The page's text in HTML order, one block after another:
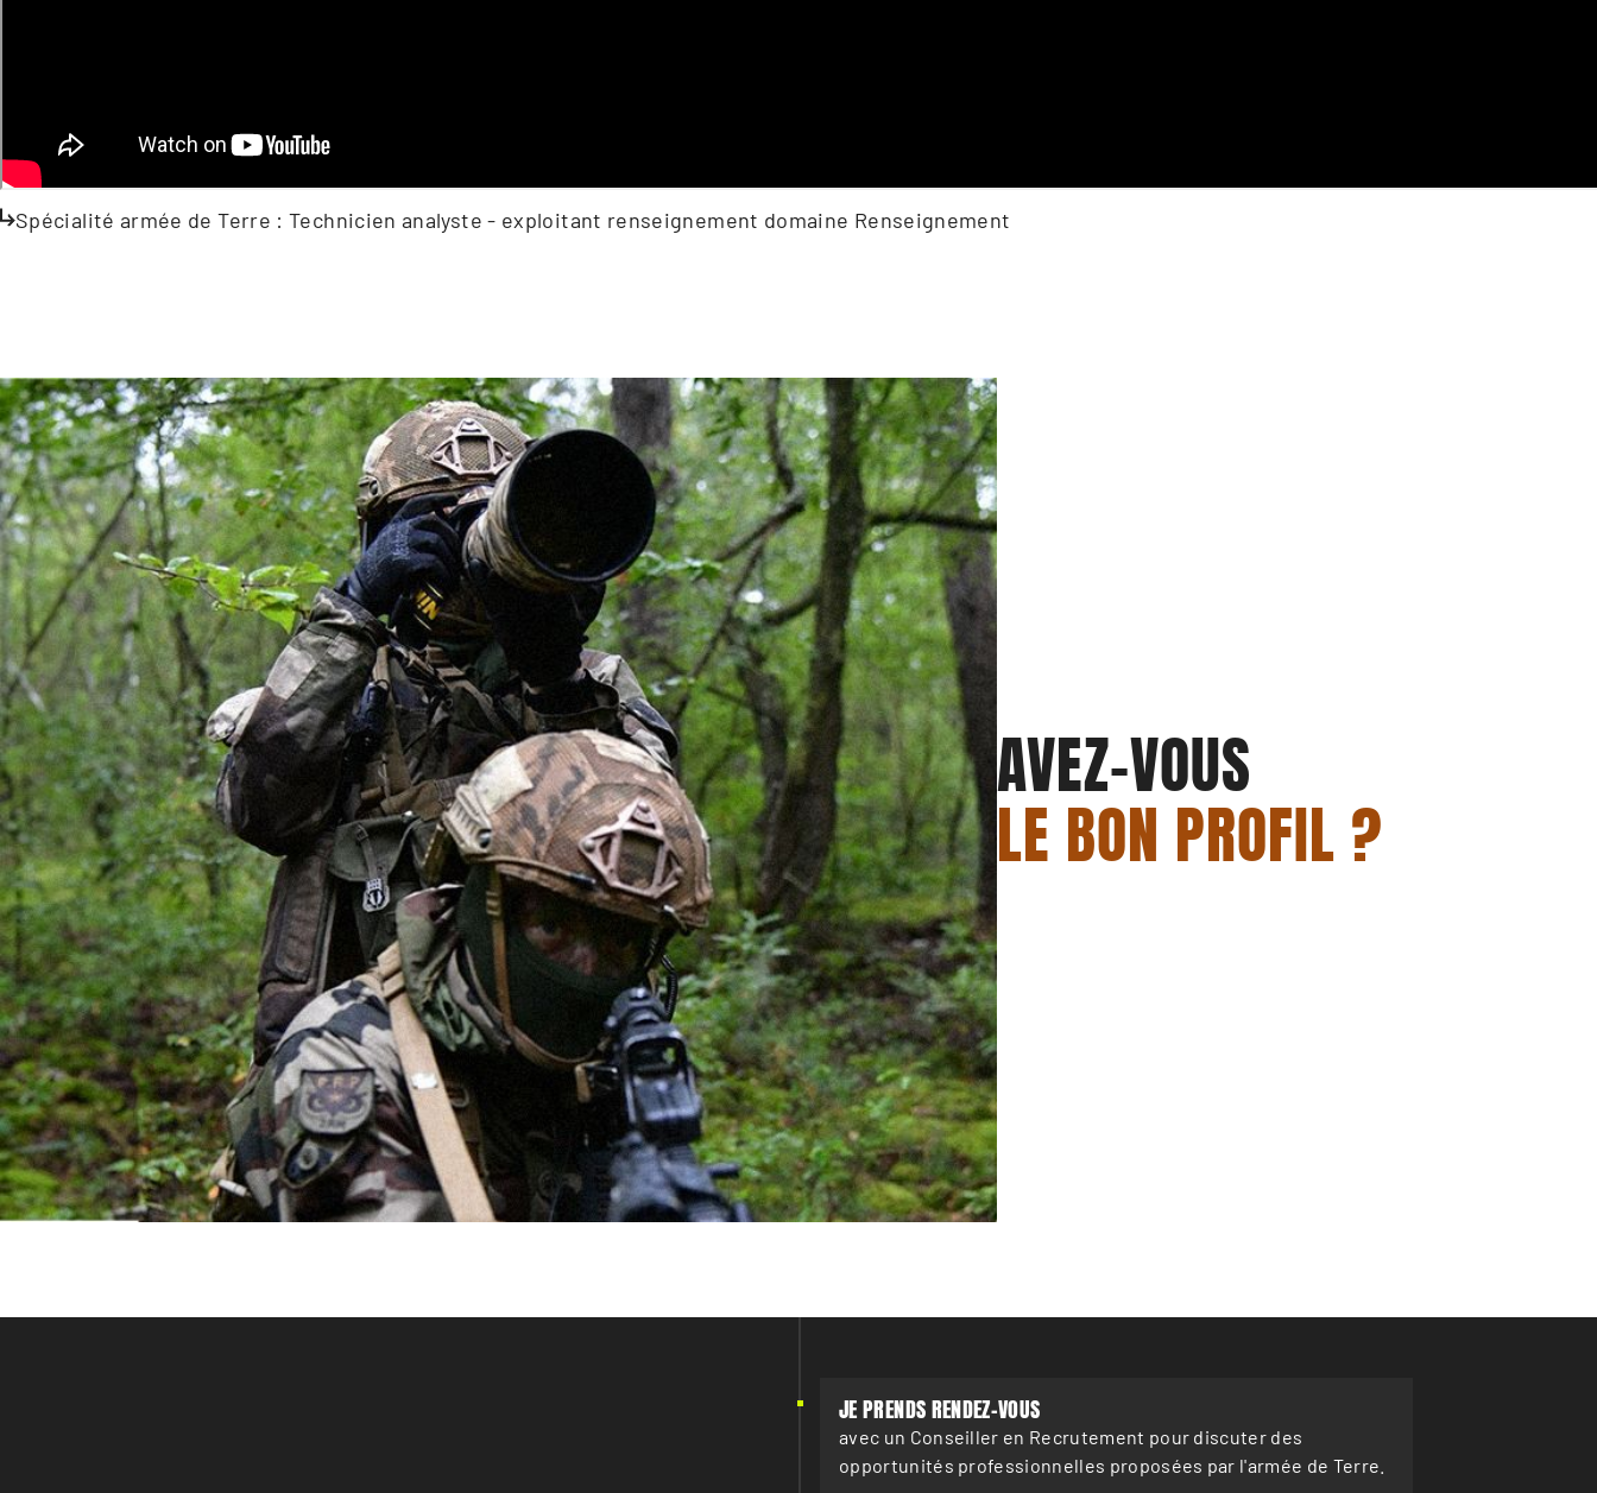
Spécialité armée de Terre : Technicien analyste - exploitant renseignement domaine Renseignement
AVEZ-VOUS
LE BON PROFIL ?
JE PRENDS RENDEZ-VOUS
avec un Conseiller en Recrutement pour discuter des
opportunités professionnelles proposées par l'armée de Terre.